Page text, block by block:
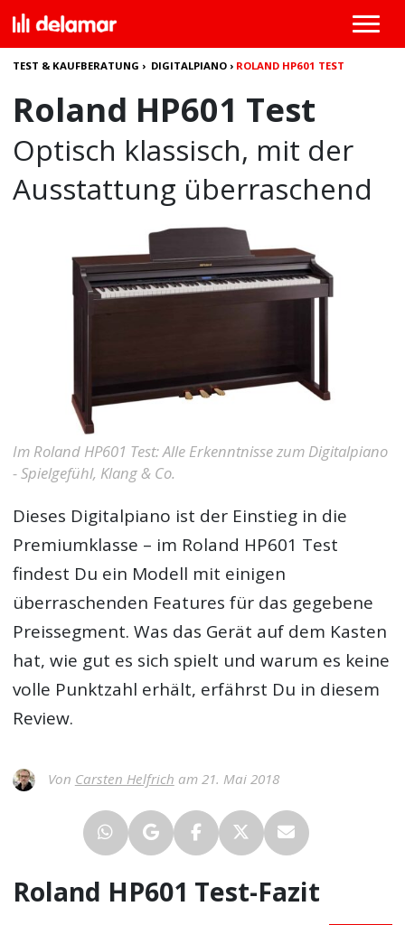
TEST & KAUFBERATUNG › DIGITALPIANO › ROLAND HP601 TEST
Roland HP601 Test
Optisch klassisch, mit der
Ausstattung überraschend
Im Roland HP601 Test: Alle Erkenntnisse zum Digitalpiano
- Spielgefühl, Klang & Co.
Dieses Digitalpiano ist der Einstieg in die
Premiumklasse – im Roland HP601 Test
findest Du ein Modell mit einigen
überraschenden Features für das gegebene
Preissegment. Was das Gerät auf dem Kasten
hat, wie gut es sich spielt und warum es keine
volle Punktzahl erhält, erfährst Du in diesem
Review.
Von Carsten Helfrich am 21. Mai 2018
Roland HP601 Test-Fazit